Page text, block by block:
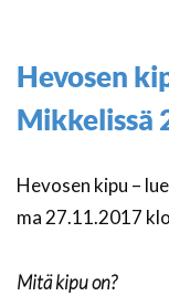
Hevosen
Mikkelissä
Hevosen kipu –
ma 27.11.2017
Mitä kipu on?